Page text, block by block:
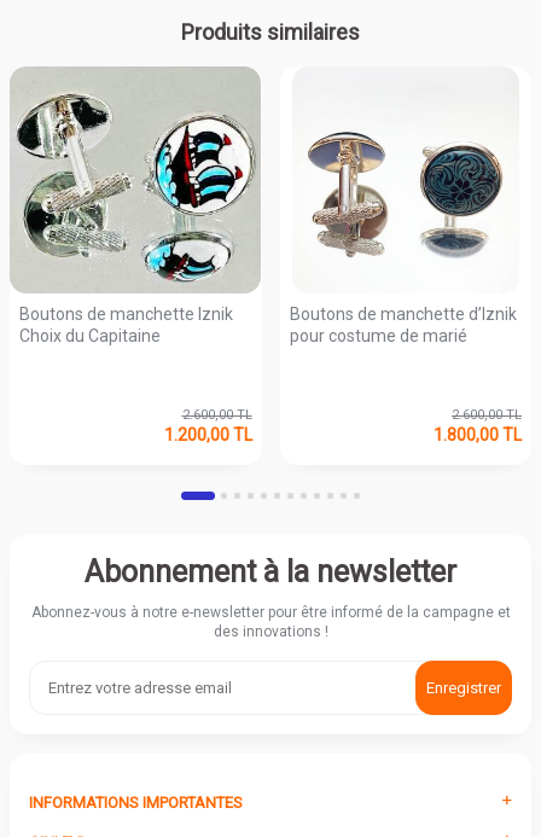
Produits similaires
Boutons de manchette Iznik
Choix du Capitaine
2.600,00TL
1.200,00TL
Boutons de manchette d’Iznik
pour costume de marié
2.600,00TL
1.800,00TL
Abonnement à la newsletter
Abonnez-vous à notre e-newsletter pour être informé de la campagne et
des innovations !
Enregistrer
INFORMATIONS IMPORTANTES